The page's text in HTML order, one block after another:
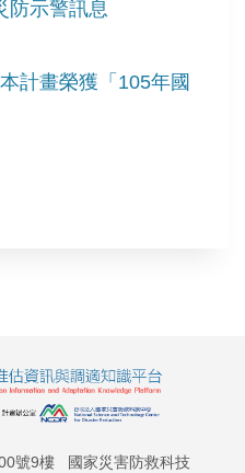
防示警訊息
計畫榮獲「105年國
號9樓 國家災害防救科技